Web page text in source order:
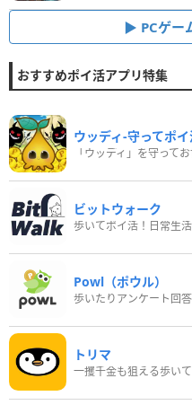
PCゲー
おすすめポイ活アプリ特集
ウッディ‐守ってポ
「ウッディ」を守って
ビットウォーク
Powl（ポウル）
トリマ
一攫千金も狙える歩い